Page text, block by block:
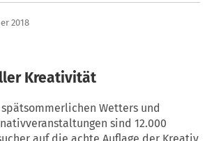
2018
Kreativität
Wetters und
sind 12.000